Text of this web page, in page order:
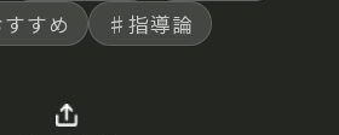
すめ ♯指導論